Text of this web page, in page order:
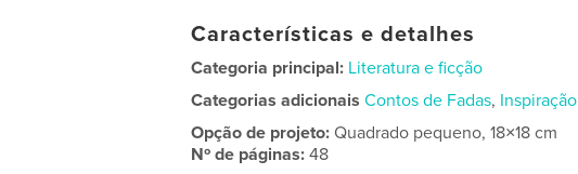
Características e detalhes
Categoria principal: Literatura e ficção
Categorias adicionais Contos de Fadas, Inspiração
Opção de projeto:Quadrado pequeno, 18×18 cm
Nº de páginas:48